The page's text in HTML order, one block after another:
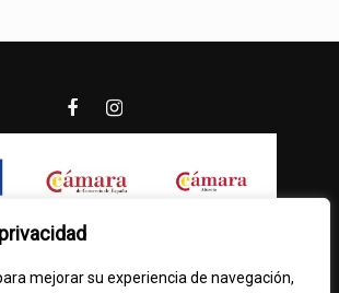
mejorar su experiencia de navegación,